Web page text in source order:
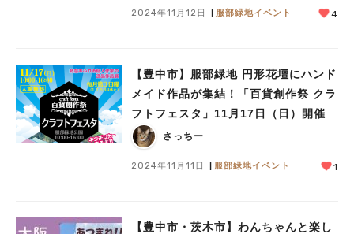
2024年11月12日 服部緑地イベント 4
【豊中市】服部緑地 円形花壇にハンド
メイド作品が集結！「百貨創作祭 クラ
フトフェスタ」11月17日（日）開催
さっちー
2024年11月11日 服部緑地イベント 1
【豊中市・茨木市】わんちゃんと楽し